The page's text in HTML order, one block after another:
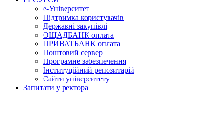
е-Університет
Підтримка користувачів
Державні закупівлі
ОЩАДБАНК оплата
ПРИВАТБАНК оплата
Поштовий сервер
Програмне забезпечення
Інституційний репозитарій
Сайти університету
Запитати у ректора